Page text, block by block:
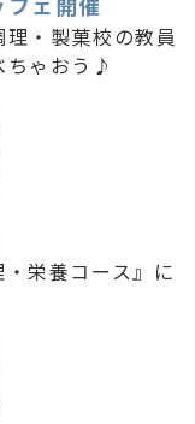
・製菓校の教員
ちゃおう♪
栄養コース』に